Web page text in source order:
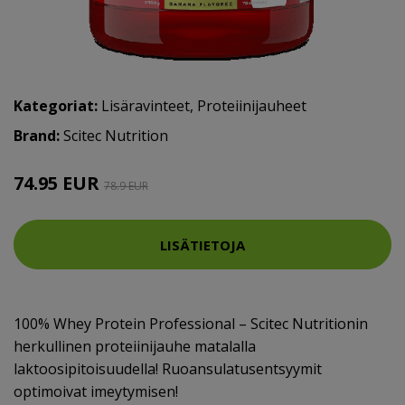
Kategoriat: Lisäravinteet, Proteiinijauheet
Brand:Scitec Nutrition
74.95 EUR 78.9 EUR
LISÄTIETOJA
100% Whey Protein Professional – Scitec Nutritionin
herkullinen proteiinijauhe matalalla
laktoosipitoisuudella! Ruoansulatusentsyymit
optimoivat imeytymisen!